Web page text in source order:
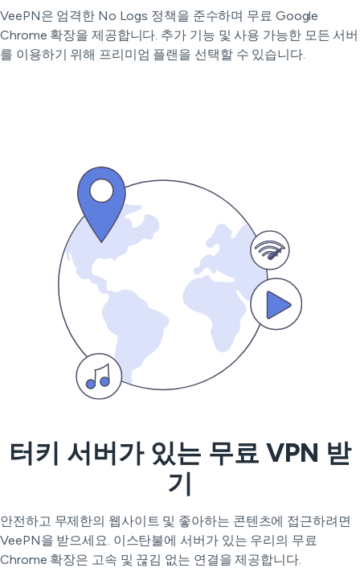
VeePN은 엄격한 No Logs 정책을 준수하며 무료 Google
Chrome 확장을 제공합니다. 추가 기능 및 사용 가능한 모든 서버
를 이용하기 위해 프리미엄 플랜을 선택할 수 있습니다.
터키 서버가 있는 무료 VPN 받
기
안전하고 무제한의 웹사이트 및 좋아하는 콘텐츠에 접근하려면
VeePN을 받으세요. 이스탄불에 서버가 있는 우리의 무료
Chrome 확장은 고속 및 끊김 없는 연결을 제공합니다.